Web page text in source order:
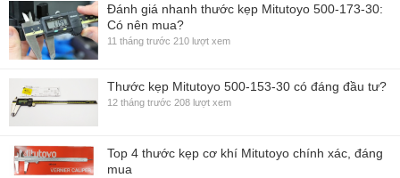
Đánh giá nhanh thước kẹp Mitutoyo 500-173-30:
Có nên mua?
11 tháng trước 210 lượt xem
Thước kẹp Mitutoyo 500-153-30 có đáng đầu tư?
12 tháng trước 208 lượt xem
Top 4 thước kẹp cơ khí Mitutoyo chính xác, đáng
mua